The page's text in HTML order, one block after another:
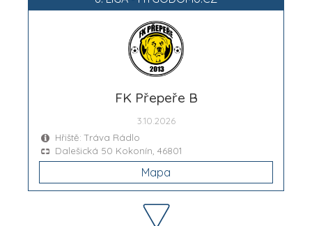
FK Přepeře B
3.10.2026
Hřiště: Tráva Rádlo
Dalešická 50 Kokonín, 46801
Mapa